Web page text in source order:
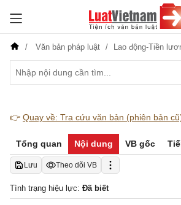
Văn bản pháp luật Lao động-Tiền
👉 Quay về: Tra cứu văn bản (phiên bản
Tổng quan Nội dung VB gốc
Lưu Theo dõi VB
Tình trạng hiệu lực: Đã biết